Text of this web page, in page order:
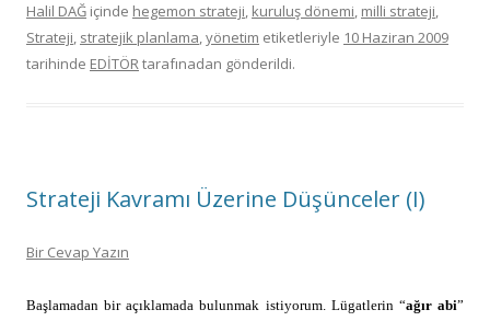
Halil DAĞ içinde hegemon strateji, kuruluş dönemi, milli strateji,
Strateji, stratejik planlama,yönetim etiketleriyle 10 Haziran 2009
tarihinde EDİTÖRtarafınadan gönderildi.
Strateji Kavramı Üzerine Düşünceler (I)
Bir Cevap Yazın
Başlamadan bir açıklamada bulunmak istiyorum. Lügatlerin “ağır abi”